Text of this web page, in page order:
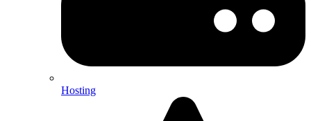
Hosting